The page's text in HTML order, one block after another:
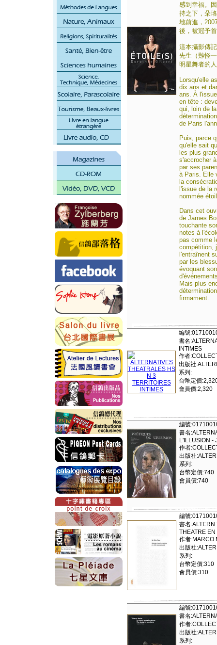
感到幸福。
持之下，朵
地前進，
後，被冠予
這本攝影傳
先生（難怪
明星舞者的
Lorsqu'elle
dix ans et
ans. À
en tête :
qui, loin de
de Paris
Puis, parce
qu'elle sait
les plus
s'accrocher
par ses
à Paris. Elle
la
l'issue de la
nommée
Dans cet
de James
touchante
notes à
pas comme
compétition,
l'entraînent
par les
évoquant
Mais plus
firmament.
編號
書名
INTIMES
作者
出版社
系列:
台幣定價
會員價:2,320
編號
書名
L'ILLUSION -
作者
出版社
系列:
台幣定價:740
會員價:740
編號
書名:ALTERN
THEATRE
作者:MARCO
出版社
系列:
台幣定價:310
會員價:310
編號
書名
作者
出版社
系列: